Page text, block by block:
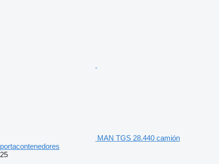
MAN TGS 28.440 camión
portacontenedores
25